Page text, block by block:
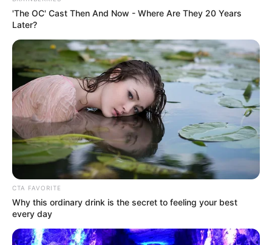
Magyar Pétert durván megverték! Döbbenetes
információk láttak napvilágot, nem akárkitől! Ki mit
gondol? Kinek lehet igaza? Nem szerettem volna
megnézni, mert lelkileg borzasztó nehéz megélni,
amikor az ember volt szerelmét, gyermekei anyját
aljas politikai lejáratásra használja fel a
propaganda. Végül mégis megtettem és hol
könnyeztem, hol összeszorult a szívem – kezdte a
bejegyzését Magyar Péter.
'The OC' Cast Then And Now - Where Are They 20 Years
Later?
CTA FAVORITE
Why this ordinary drink is the secret to feeling your best
every day